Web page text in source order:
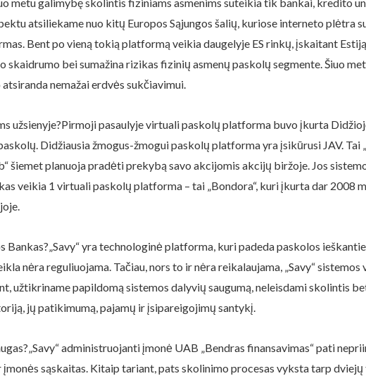
atsiliekame nuo kitų Europos Sąjungos šalių, kuriose interneto plėtra
Bent po vieną tokią platformą veikia daugelyje ES rinkų, įskaitant
skaidrumo bei sumažina rizikas fizinių asmenų paskolų segmente. Šiuo
nemažai erdvės sukčiavimui.
užsienyje?Pirmoji pasaulyje virtuali paskolų platforma buvo įkurta
Didžiausia žmogus-žmogui paskolų platforma yra įsikūrusi JAV. Tai
šiemet planuoja pradėti prekybą savo akcijomis akcijų biržoje. Jos
veikia 1 virtuali paskolų platforma – tai „Bondora“, kuri įkurta dar 2008
Bankas?„Savy“ yra technologinė platforma, kuri padeda paskolos
nėra reguliuojama. Tačiau, nors to ir nėra reikalaujama, „Savy“
užtikriname papildomą sistemos dalyvių saugumą, neleisdami skolintis
jų patikimumą, pajamų ir įsipareigojimų santykį.
administruojanti įmonė UAB „Bendras finansavimas“ pati
sąskaitas. Kitaip tariant, pats skolinimo procesas vyksta tarp